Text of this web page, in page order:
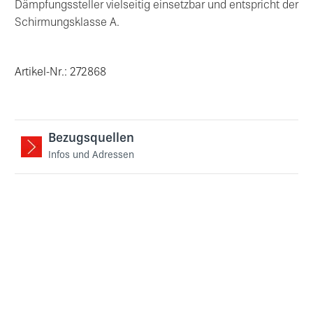
Dämpfungssteller vielseitig einsetzbar und entspricht der
Schirmungsklasse A.
Artikel-Nr.: 272868
Bezugsquellen
Infos und Adressen